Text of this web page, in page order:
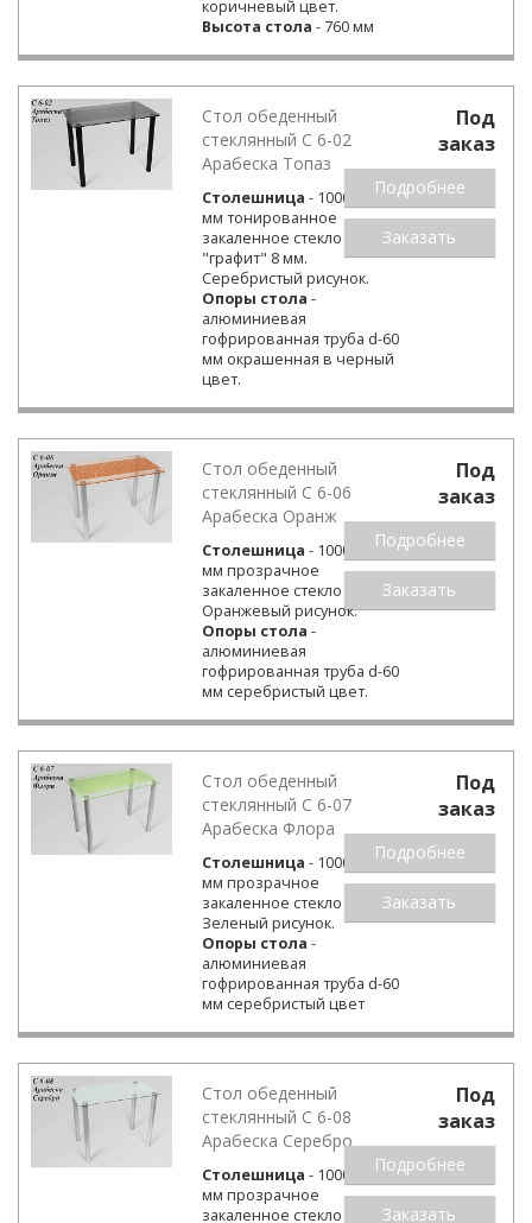
коричневый цвет.
Высота стола - 760 мм
Стол обеденный
стеклянный С 6-02
Арабеска Топаз
Столешница - 1000х600
мм тонированное
закаленное стекло
"графит" 8 мм.
Серебристый рисунок.
Опоры стола -
алюминиевая
гофрированная труба d-60
мм окрашенная в черный
цвет.
Под
заказ
Подробнее
Заказать
Стол обеденный
стеклянный С 6-06
Арабеска Оранж
Столешница - 1000х600
мм прозрачное
закаленное стекло 8 мм.
Оранжевый рисунок.
Опоры стола -
алюминиевая
гофрированная труба d-60
мм серебристый цвет.
Под
заказ
Подробнее
Заказать
Стол обеденный
стеклянный С 6-07
Арабеска Флора
Столешница - 1000х600
мм прозрачное
закаленное стекло 8 мм.
Зеленый рисунок.
Опоры стола -
алюминиевая
гофрированная труба d-60
мм серебристый цвет
Под
заказ
Подробнее
Заказать
Стол обеденный
стеклянный С 6-08
Арабеска Серебро
Столешница - 1000х600
мм прозрачное
закаленное стекло 8 мм.
Под
заказ
Подробнее
Заказать